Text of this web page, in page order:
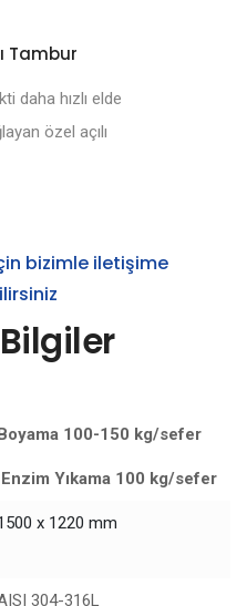
Tambur
daha hızlı elde
özel açılı
bizimle iletişime
100-150 kg/sefer
Enzim Yıkama 100 kg/sefer
x 1220 mm
304-316L